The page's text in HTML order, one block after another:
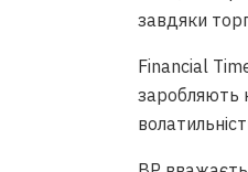
завдяки
Financial
заробляють